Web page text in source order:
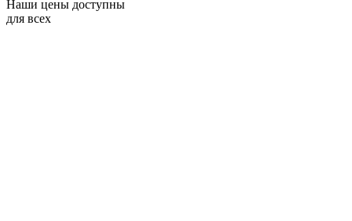
Наши цены доступны
для всех